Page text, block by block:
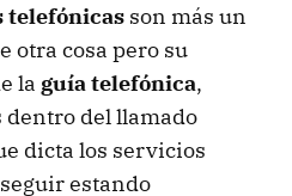
telefónicas son más un
otra cosa pero su
la guía telefónica,
del llamado
dicta los servicios
estando